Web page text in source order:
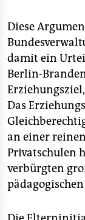
Diese
damit ein
Berlin-
Das
an einer
Privatschulen
verbürgten